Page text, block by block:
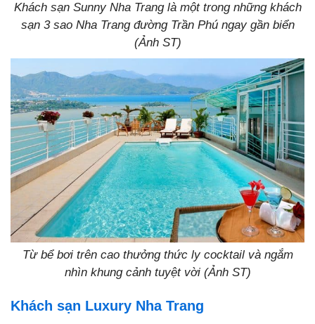
Khách sạn Sunny Nha Trang là một trong những khách
sạn 3 sao Nha Trang đường Trần Phú ngay gần biển
(Ảnh ST)
Từ bể bơi trên cao thưởng thức ly cocktail và ngắm
nhìn khung cảnh tuyệt vời (Ảnh ST)
Khách sạn Luxury Nha Trang